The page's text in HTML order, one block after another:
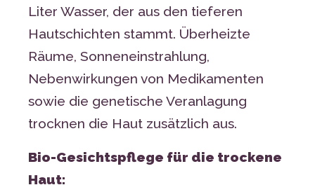
Liter Wasser, der aus den tieferen
Hautschichten stammt. Überheizte
Räume, Sonneneinstrahlung,
Nebenwirkungen von Medikamenten
sowie die genetische Veranlagung
trocknen die Haut zusätzlich aus.
Bio-Gesichtspflege für die trockene
Haut: